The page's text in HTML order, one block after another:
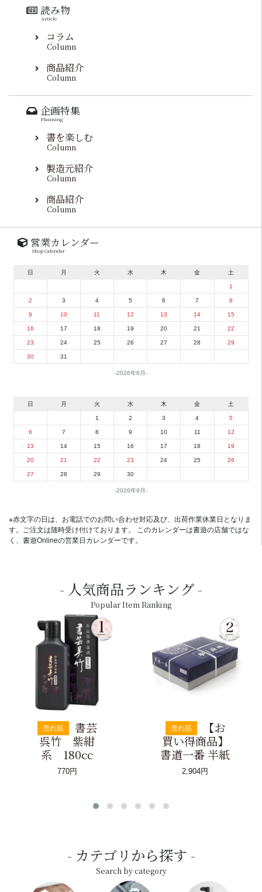
読み物
Article
コラム
Column
商品紹介
Column
企画特集
Planning
書を楽しむ
Column
製造元紹介
Column
商品紹介
Column
営業カレンダー
Shop Calendar
2026年8月
日 月 火 水 木 金 土
1
2 3 4 5 6 7 8
9 10 11 12 13 14 15
16 17 18 19 20 21 22
23 24 25 26 27 28 29
30 31
2026年9月
日 月 火 水 木 金 土
1 2 3 4 5
6 7 8 9 10 11 12
13 14 15 16 17 18 19
20 21 22 23 24 25 26
27 28 29 30
※赤文字の日は、お電話でのお問い合わせ対応及び、出荷作業休業日となりま
す。ご注文は随時受け付けております。 このカレンダーは書遊の店舗ではな
く、書遊Onlineの営業日カレンダーです。
人気商品ランキング
Popular Item Ranking
売れ筋
書芸
呉竹 紫紺
系 180cc
770円
売れ筋
【お
買い得商品】
書道一番 半紙
2,904円
カテゴリから探す
Search by category